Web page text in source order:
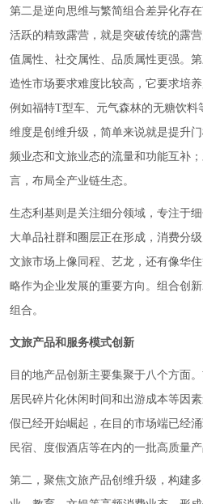
第二是逆向思维与繁简组合差异化存
活跃的精致露营，就是突破传统的露
值属性、社交属性、品质属性更强。
造性市场要求难度比较高，它要求培
例如福特T型车、元气森林的无糖饮料
维度是创维升级，简单来说就是提升
频业态和文旅业态的流量和功能互补
言，布局全产业链生态。
生态利基则是关注细分领域，专注于
大单品社群和圈层正在形成，消费分
文旅市场上像同程、艺龙，还有像华
略作为企业发展的重要方向。组合创
组合。
文旅产品和服务模式创新
目的地产品创新主要集聚于八个方面
居民碎片化休闲时间和出游成本等因
假已经开始崛起，在目的市场端已经
民宿、度假酒店等在内的一批高质量产
第二，聚焦文旅产品创维升级，构建